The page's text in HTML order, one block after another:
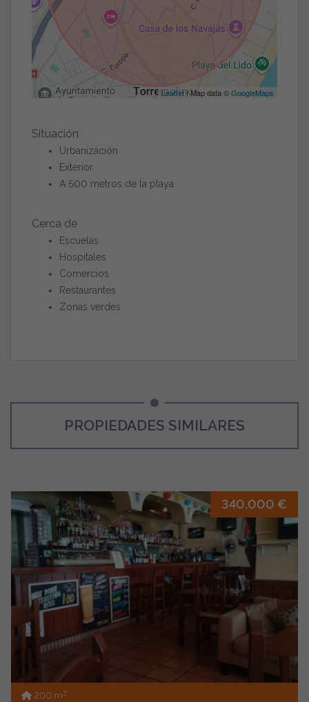
Leaflet| Map data ©GoogleMaps
Situación
Urbanización
Exterior
A 500 metros de la playa
Cerca de
Escuelas
Hospitales
Comercios
Restaurantes
Zonas verdes
PROPIEDADES SIMILARES
340.000 €
200 m2